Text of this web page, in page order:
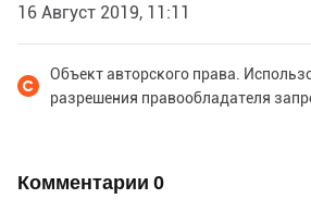
16 Август 2019, 11:11
Объект авторского права.
разрешения правообладателя
Комментарии 0